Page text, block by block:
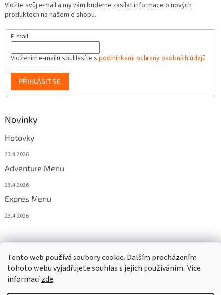
Tento web používá soubory cookie. Dalším procházením
tohoto webu vyjadřujete souhlas s jejich používáním.. Více
informacízde.
Vložte svůj e-mail a my vám budeme zasílat informace o nových
produktech na našem e-shopu.
E-mail
Vložením e-mailu souhlasíte s podmínkami ochrany osobních údajů
PŘIHLÁSIT SE
Novinky
Hotovky
23.4.2026
Adventure Menu
23.4.2026
Expres Menu
23.4.2026